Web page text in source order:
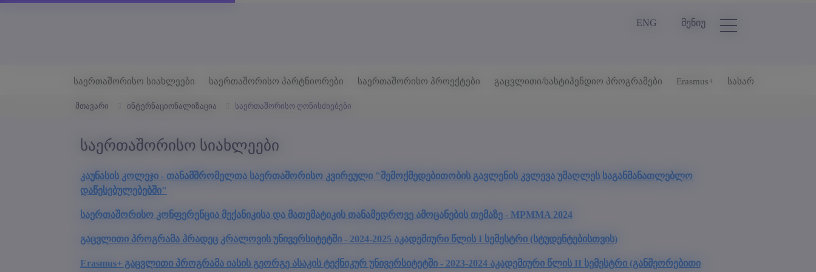
ENG მენიუ
საერთაშორისო სიახლეები საერთაშორისო პარტნიორები საერთაშორისო პროექტები გაცვლითი/სასტიპენდიო პროგრამები Erasmus+ სასარგებლო
მთავარი ინტერნაციონალიზაცია საერთაშორისო ღონისძიებები
საერთაშორისო სიახლეები
კაუნასის კოლეჯი - თანამშრომელთა საერთაშორისო კვირეული "შემოქმედებითობის გავლენის კვლევა უმაღლეს საგანმანათლებლო
დაწესებულებებში"
საერთაშორისო კონფერენცია მექანიკისა და მათემატიკის თანამედროვე ამოცანების თემაზე - MPMMA 2024
გაცვლითი პროგრამა ჰრადეც კრალოვის უნივერსიტეტში - 2024-2025 აკადემიური წლის I სემესტრი (სტუდენტებისთვის)
Erasmus+ გაცვლითი პროგრამა იასის გეორგე ასაკის ტექნიკურ უნივერსიტეტში - 2023-2024 აკადემიური წლის II სემესტრი (განმეორებითი